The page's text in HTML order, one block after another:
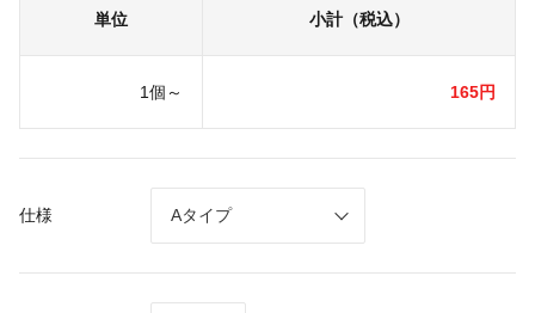
単位 小計（税込）
1個～ 165円
仕様